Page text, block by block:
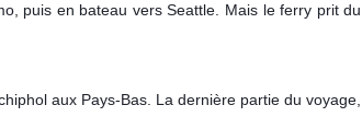
puis en bateau vers Seattle. Mais le ferry prit du
aux Pays-Bas. La dernière partie du voyage,